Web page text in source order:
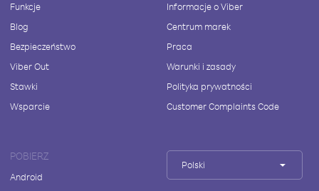
Funkcje
Blog
Bezpieczeństwo
Viber Out
Stawki
Wsparcie
Informacje o Viber
Centrum marek
Praca
Warunki i zasady
Polityka prywatności
Customer Complaints Code
POBIERZ
Android
Polski